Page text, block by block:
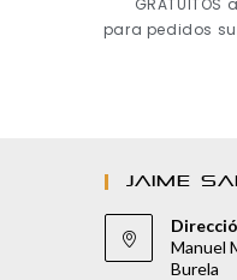
para pedidos
JAIME
Manuel
Burela